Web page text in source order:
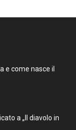
e come nasce il
a „Il diavolo in